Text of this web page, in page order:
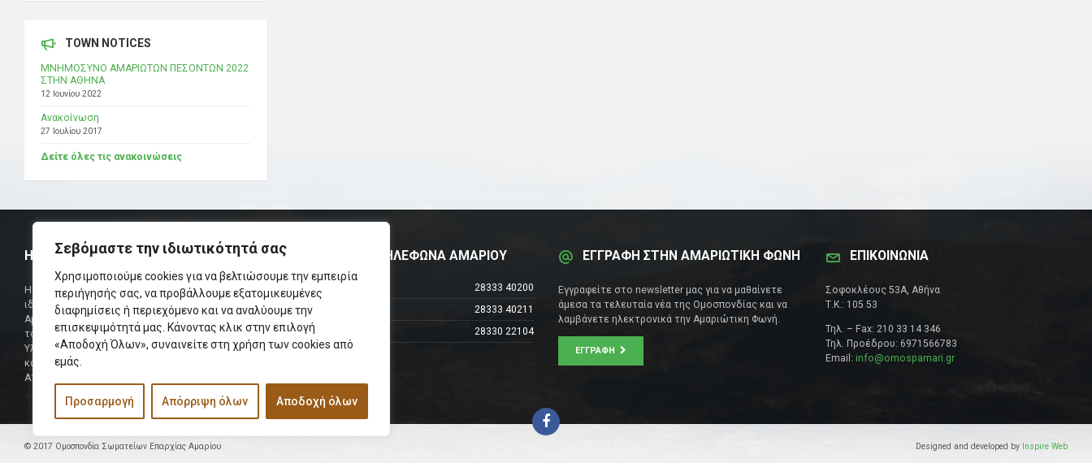
Σεβόμαστε την ιδιωτικότητά σας
Χρησιμοποιούμε cookies για να βελτιώσουμε την εμπειρία
περιήγησής σας, να προβάλλουμε εξατομικευμένες
διαφημίσεις ή περιεχόμενο και να αναλύουμε την
επισκεψιμότητά μας. Κάνοντας κλικ στην επιλογή
«Αποδοχή Όλων», συναινείτε στη χρήση των cookies από
εμάς.
Προσαρμογή Απόρριψη όλων Αποδοχή όλων
TOWN NOTICES
ΜΝΗΜΟΣΥΝΟ ΑΜΑΡΙΩΤΩΝ ΠΕΣΟΝΤΩΝ 2022
ΣΤΗΝ ΑΘΗΝΑ
12 Ιουνίου 2022
Ανακοίνωση
27 Ιουλίου 2017
Δείτε όλες τις ανακοινώσεις
Η ΟΜΟΣΠΟΝΔΙΑ
Η Ομοσπονδία Σωματείων Επαρχίας Αμαρίου
ιδρύθηκε και πήρε τη θέση της Ένωσης
Αμαριωτών, που λειτουργούσε από το 1966 μέχρι
το 1984.
Υλοποιήθηκε σε συνεργασία των μελών του Δ.Σ
και των Δ.Σ των Αμαριώτικων Σωματείων της
Αττικής.
ΧΡΗΣΙΜΑ ΤΗΛΕΦΩΝΑ ΑΜΑΡΙΟΥ
Τηλεφωνικό Κέντρο
28333 40200
Δήμαρχος
28333 40211
Φαξ
28330 22104
ΕΓΓΡΑΦΗ ΣΤΗΝ ΑΜΑΡΙΩΤΙΚΗ ΦΩΝΗ
Εγγραφείτε στο newsletter μας για να μαθαίνετε
άμεσα τα τελευταία νέα της Ομοσπονδίας και να
λαμβάνετε ηλεκτρονικά την Αμαριώτικη Φωνή.
ΕΓΓΡΑΦΉ
ΕΠΙΚΟΙΝΩΝΊΑ
Σοφοκλέους 53Α, Αθήνα
Τ.Κ.: 105 53
Τηλ. – Fax: 210 33 14 346
Τηλ. Προέδρου: 6971566783
Email: info@omospamari.gr
© 2017 Ομοσπονδία Σωματείων Επαρχίας Αμαρίου Designed and developed by Inspire Web